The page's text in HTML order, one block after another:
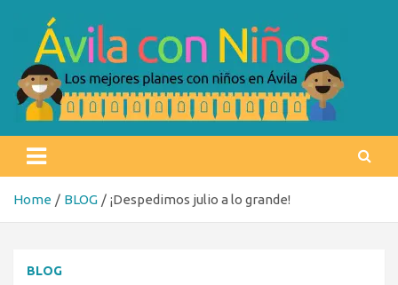
content
Ávila con niños
Home BLOG ¡Despedimos julio a lo grande!
BLOG